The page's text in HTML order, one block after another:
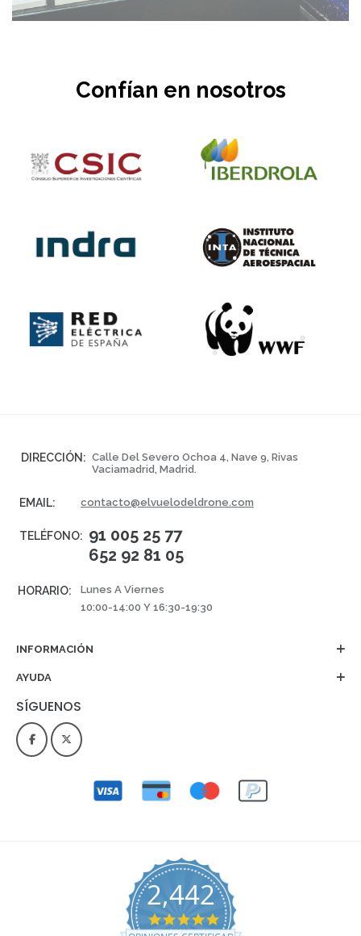
Confían en nosotros
DIRECCIÓN: Calle Del Severo Ochoa 4, Nave 9, Rivas
Vaciamadrid, Madrid.
EMAIL: contacto@elvuelodeldrone.com
TELÉFONO: 91 005 25 77
652 92 81 05
HORARIO:
Lunes A Viernes
10:00-14:00 Y 16:30-19:30
INFORMACIÓN
AYUDA
SÍGUENOS
2,442
4.9 star rating